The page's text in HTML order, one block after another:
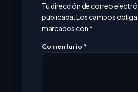
Tu dirección de correo
publicada. Los campos
marcados con *
Comentario *